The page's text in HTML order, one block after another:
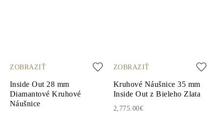
ZOBRAZIŤ
Inside Out 28 mm
Diamantové Kruhové
Náušnice
ZOBRAZIŤ
Kruhové Náušnice 35 mm
Inside Out z Bieleho Zlata
2,775.00€